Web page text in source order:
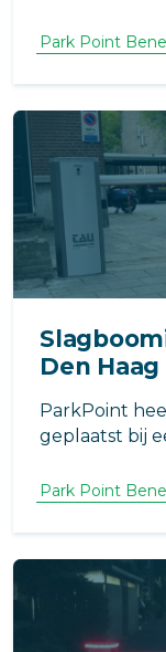
Park Point
Den Haag
ParkPoint
geplaatst bij
Park Point